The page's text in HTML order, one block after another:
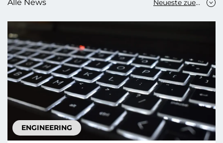
Alle News Neueste zuerst
ENGINEERING